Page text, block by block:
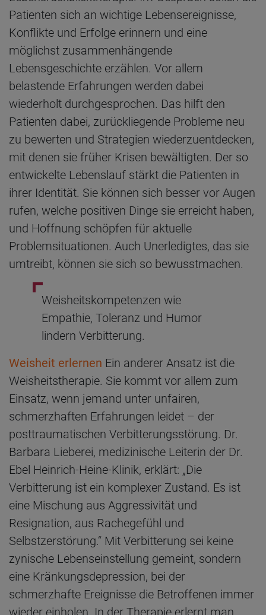
Patienten sich an wichtige Lebensereignisse,
Konflikte und Erfolge erinnern und eine
möglichst zusammenhängende
Lebensgeschichte erzählen. Vor allem
belastende Erfahrungen werden dabei
wiederholt durchgesprochen. Das hilft den
Patienten dabei, zurückliegende Probleme neu
zu bewerten und Strategien wiederzuentdecken,
mit denen sie früher Krisen bewältigten. Der so
entwickelte Lebenslauf stärkt die Patienten in
ihrer Identität. Sie können sich besser vor Augen
rufen, welche positiven Dinge sie erreicht haben,
und Hoffnung schöpfen für aktuelle
Problemsituationen. Auch Unerledigtes, das sie
umtreibt, können sie sich so bewusstmachen.
Weisheitskompetenzen wie
Empathie, Toleranz und Humor
lindern Verbitterung.
Weisheit erlernen Ein anderer Ansatz ist die
Weisheitstherapie. Sie kommt vor allem zum
Einsatz, wenn jemand unter unfairen,
schmerzhaften Erfahrungen leidet – der
posttraumatischen Verbitterungsstörung. Dr.
Barbara Lieberei, medizinische Leiterin der Dr.
Ebel Heinrich-Heine-Klinik, erklärt: „Die
Verbitterung ist ein komplexer Zustand. Es ist
eine Mischung aus Aggressivität und
Resignation, aus Rachegefühl und
Selbstzerstörung.“ Mit Verbitterung sei keine
zynische Lebenseinstellung gemeint, sondern
eine Kränkungsdepression, bei der
schmerzhafte Ereignisse die Betroffenen immer